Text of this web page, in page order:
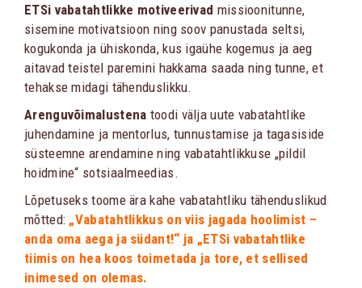
ETSi vabatahtlikke motiveerivad missioonitunne,
sisemine motivatsioon ning soov panustada seltsi,
kogukonda ja ühiskonda, kus igaühe kogemus ja aeg
aitavad teistel paremini hakkama saada ning tunne, et
tehakse midagi tähenduslikku.
Arenguvõimalustena toodi välja uute vabatahtlike
juhendamine ja mentorlus, tunnustamise ja tagasiside
süsteemne arendamine ning vabatahtlikkuse „pildil
hoidmine“ sotsiaalmeedias.
Lõpetuseks toome ära kahe vabatahtliku tähenduslikud
mõtted: „Vabatahtlikkus on viis jagada hoolimist –
anda oma aega ja südant!“ ja „ETSi vabatahtlike
tiimis on hea koos toimetada ja tore, et sellised
inimesed on olemas.